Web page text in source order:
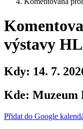
výstavy
Kdy: 14. 7.
Kde: Muzeum
Přidat do Google